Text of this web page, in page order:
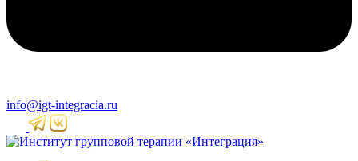
info@igt-integracia.ru